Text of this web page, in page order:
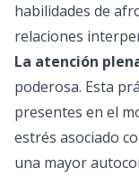
habilidades de
relaciones
La atención
poderosa. Esta
presentes en el
estrés asociado
una mayor